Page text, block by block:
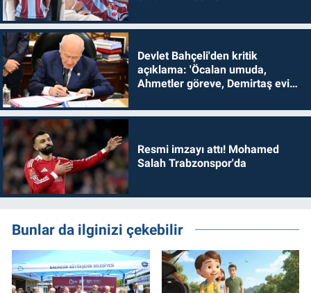
Devlet Bahçeli'den kritik
açıklama: 'Öcalan umuda,
Ahmetler göreve, Demirtaş evine
Resmi imzayı attı! Mohamed
Salah Trabzonspor'da
Bunlar da ilginizi çekebilir